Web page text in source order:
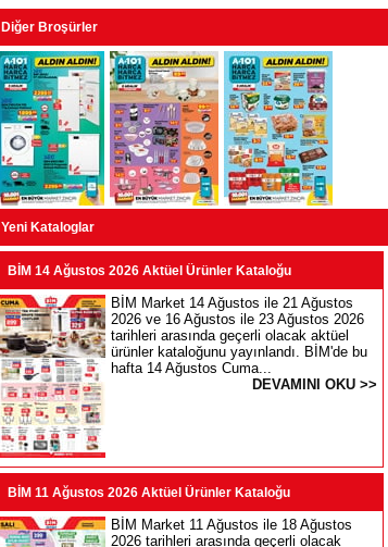
Diğer Broşürler
Yeni Kataloglar
BİM 14 Ağustos 2026 Aktüel Ürünler Kataloğu
BİM Market 14 Ağustos ile 21 Ağustos
2026 ve 16 Ağustos ile 23 Ağustos 2026
tarihleri arasında geçerli olacak aktüel
ürünler kataloğunu yayınlandı. BİM'de bu
hafta 14 Ağustos Cuma...
DEVAMINI OKU >>
BİM 11 Ağustos 2026 Aktüel Ürünler Kataloğu
BİM Market 11 Ağustos ile 18 Ağustos
2026 tarihleri arasında geçerli olacak